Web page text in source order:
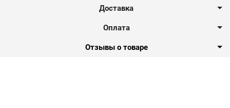
Доставка
Оплата
Отзывы о товаре